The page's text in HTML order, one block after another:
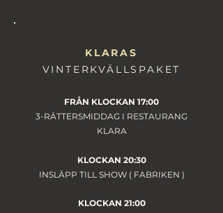
KLARAS
VINTERKVÄLLSPAKET
FRÅN KLOCKAN 17:00
3-RÄTTERSMIDDAG I RESTAURANG
KLARA
KLOCKAN 20:30
INSLÄPP TILL SHOW ( FABRIKEN )
KLOCKAN 21:00